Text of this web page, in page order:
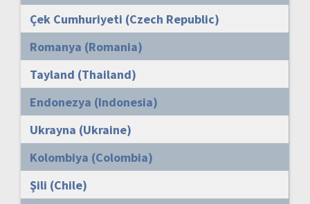
Çek Cumhuriyeti (Czech Republic)
Romanya (Romania)
Tayland (Thailand)
Endonezya (Indonesia)
Ukrayna (Ukraine)
Kolombiya (Colombia)
Şili (Chile)